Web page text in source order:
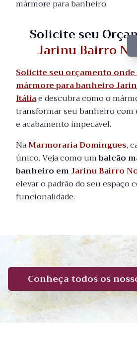
mármore para banheiro.
Solicite seu
Jarinu Bairro
Solicite seu orçamento
mármore para banheiro
Itáliae descubra como o
transformar seu banheiro com
e acabamento impecável.
NaMarmoraria Domingues,
único. Veja como umbalcão
banheiro emJarinu Bairro
elevar o padrão do seu espaço
funcionalidade.
Conheça todos os